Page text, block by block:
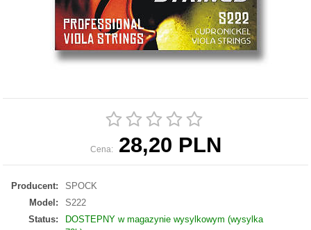
Cena: 28,20 PLN
Producent:
SPOCK
Model:
S222
Status:
DOSTEPNY w magazynie wysylkowym (wysylka